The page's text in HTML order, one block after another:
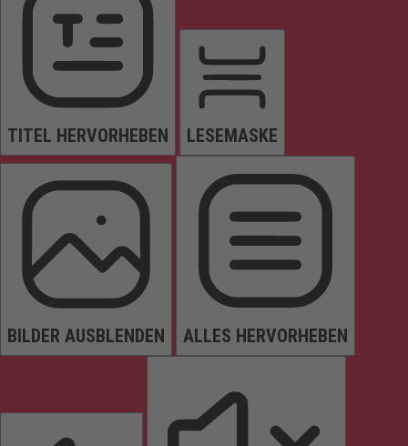
TITEL HERVORHEBEN LESEMASKE
BILDER AUSBLENDEN ALLES HERVORHEBEN